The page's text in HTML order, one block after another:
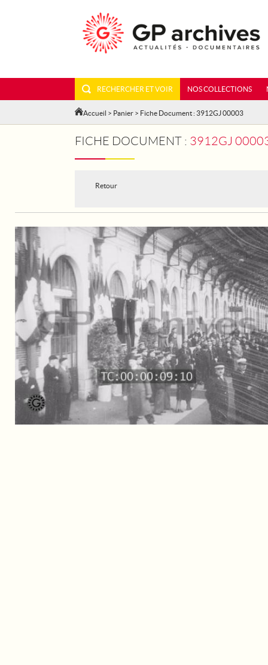
RECHERCHER ET VOIR NOS COLLECTIONS
Accueil > Panier > Fiche Document : 3912GJ 00003
FICHE DOCUMENT : 3912GJ 00003 -
Retour